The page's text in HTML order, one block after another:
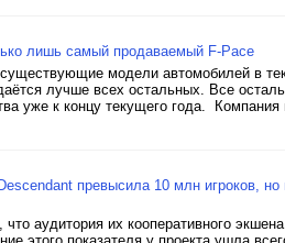
лишь самый продаваемый F-Pace
существующие модели автомобилей в
лучше всех остальных. Все
уже к концу текущего года. Компания
превысила 10 млн игроков,
аудитория их кооперативного